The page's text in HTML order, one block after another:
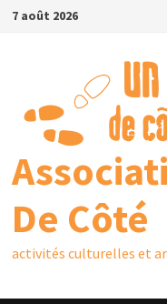
7 août 2026
De Côté
activités culturelles et